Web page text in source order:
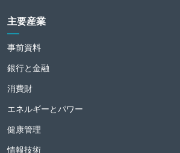
主要産業
事前資料
銀行と金融
消費財
エネルギーとパワー
健康管理
情報技術